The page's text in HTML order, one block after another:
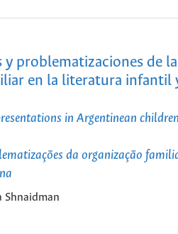
y problematizaciones de la
en la literatura infantil
in Argentinean
da organização
Shnaidman